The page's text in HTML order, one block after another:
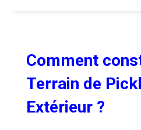
Comment
Terrain de
Extérieur ?